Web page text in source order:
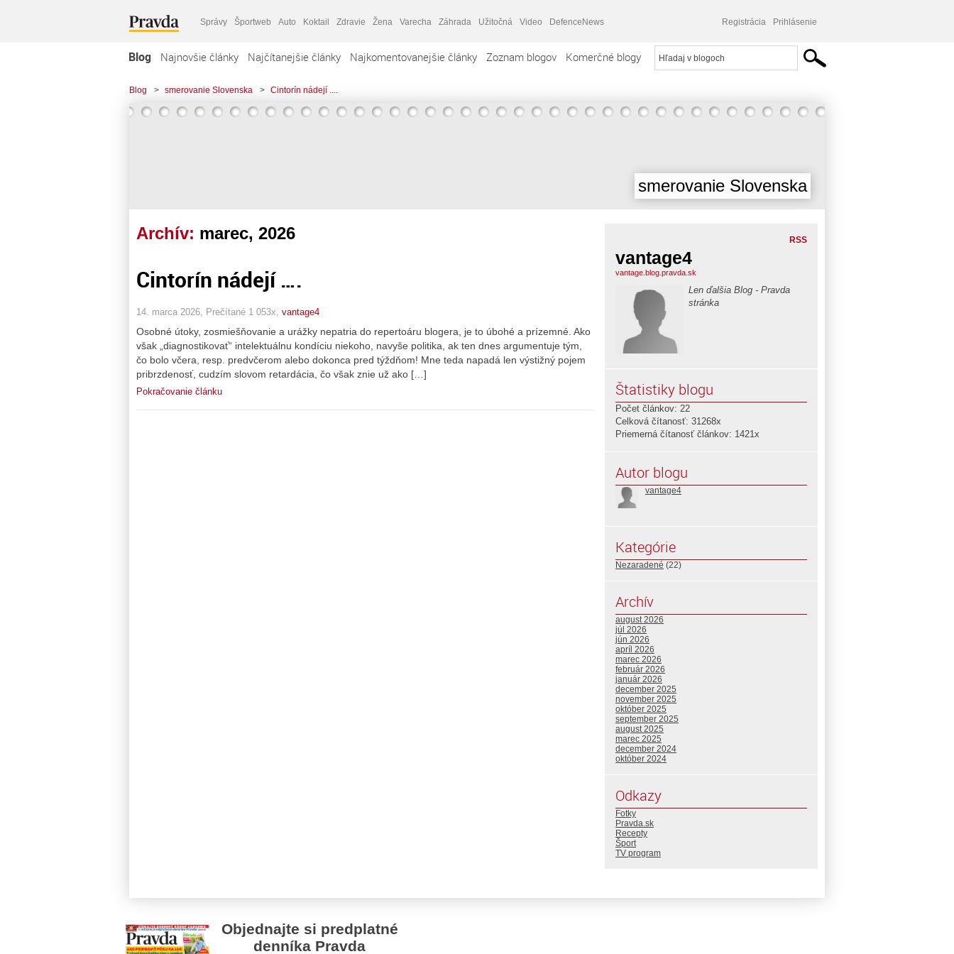
Správy Športweb Auto Koktail Zdravie Žena Varecha Záhrada Užitočná Video DefenceNews Registrácia Prihlásenie
Blog Najnovšie články Najčítanejšie články Najkomentovanejšie články Zoznam blogov Komerčné blogy
Blog > smerovanie Slovenska > Cintorín nádejí ....
smerovanie Slovenska
Archív: marec, 2026
Cintorín nádejí ….
14. marca 2026, Prečítané 1 053x, vantage4
Osobné útoky, zosmiešňovanie a urážky nepatria do repertoáru blogera, je to úbohé a prízemné. Ako
však „diagnostikovať“ intelektuálnu kondíciu niekoho, navyše politika, ak ten dnes argumentuje tým,
čo bolo včera, resp. predvčerom alebo dokonca pred týždňom! Mne teda napadá len výstižný pojem
pribrzdenosť, cudzím slovom retardácia, čo však znie už ako […]
Pokračovanie článku
RSS
vantage4
vantage.blog.pravda.sk
Len ďalšia Blog - Pravda
stránka
Štatistiky blogu
Počet článkov: 22
Celková čítanosť: 31268x
Priemerná čítanosť článkov: 1421x
Autor blogu
vantage4
Kategórie
Nezaradené (22)
Archív
august 2026
júl 2026
jún 2026
apríl 2026
marec 2026
február 2026
január 2026
december 2025
november 2025
október 2025
september 2025
august 2025
marec 2025
december 2024
október 2024
Odkazy
Fotky
Pravda.sk
Recepty
Šport
TV program
Objednajte si predplatné
denníka Pravda